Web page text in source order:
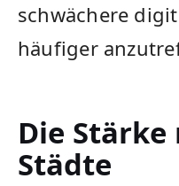
schwächere
häufiger
Die
Städte